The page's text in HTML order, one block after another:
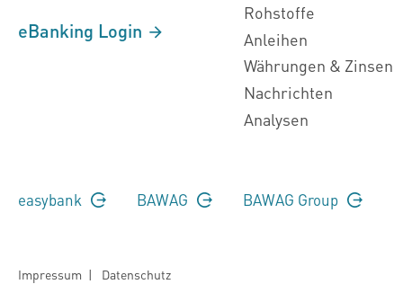
eBanking Login
Rohstoffe
Anleihen
Währungen & Zinsen
Nachrichten
Analysen
easybank BAWAG BAWAG Group
Impressum | Datenschutz